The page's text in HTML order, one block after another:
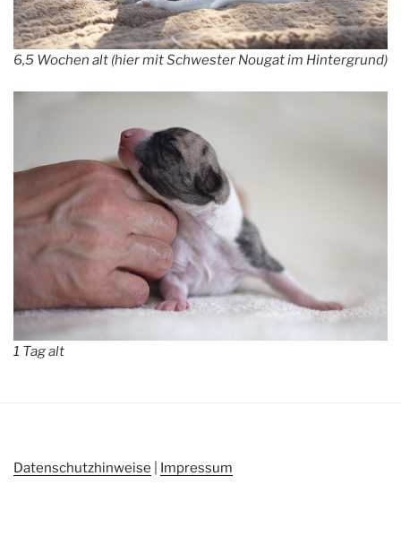
6,5 Wochen alt (hier mit Schwester Nougat im Hintergrund)
1 Tag alt
Datenschutzhinweise Impressum